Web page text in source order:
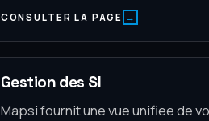
CONSULTER LA PAGE
Gestion des SI
Mapsi fournit une vue unifiee de